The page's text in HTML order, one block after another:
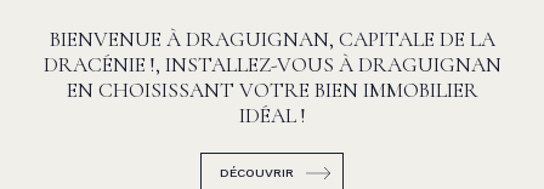
BIENVENUE À DRAGUIGNAN, CAPITALE DE LA
DRACÉNIE !, INSTALLEZ-VOUS À DRAGUIGNAN
EN CHOISISSANT VOTRE BIEN IMMOBILIER
IDÉAL !
DÉCOUVRIR